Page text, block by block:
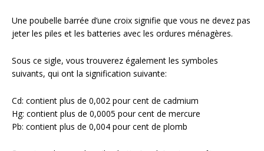
Une poubelle barrée d’une croix signifie que vous ne devez pas
jeter les piles et les batteries avec les ordures ménagères.
Sous ce sigle, vous trouverez également les symboles
suivants, qui ont la signification suivante:
Cd: contient plus de 0,002 pour cent de cadmium
Hg: contient plus de 0,0005 pour cent de mercure
Pb: contient plus de 0,004 pour cent de plomb